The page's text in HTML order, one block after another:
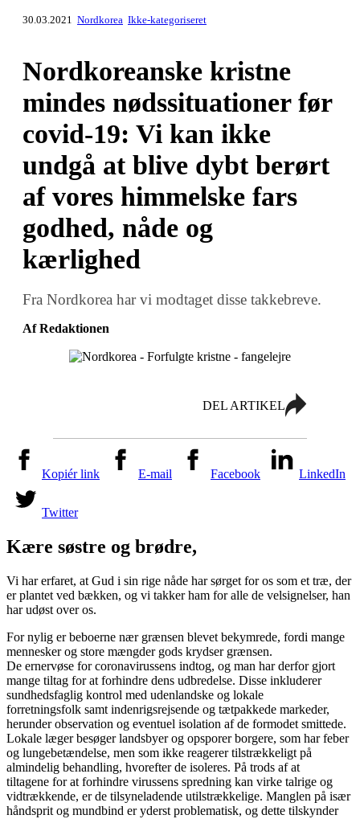
30.03.2021 Nordkorea Ikke-kategoriseret
Nordkoreanske kristne
mindes nødssituationer før
covid-19: Vi kan ikke
undgå at blive dybt berørt
af vores himmelske fars
godhed, nåde og
kærlighed
Fra Nordkorea har vi modtaget disse takkebreve.
Af Redaktionen
DEL ARTIKEL
Kopiér link E-mail Facebook LinkedIn
Twitter
Kære søstre og brødre,
Vi har erfaret, at Gud i sin rige nåde har sørget for os som et træ, der
er plantet ved bækken, og vi takker ham for alle de velsignelser, han
har udøst over os.
For nylig er beboerne nær grænsen blevet bekymrede, fordi mange
mennesker og store mængder gods krydser grænsen.
De ernervøse forcoronavirussens indtog, og man har derfor gjort
mange tiltag for at forhindre dens udbredelse. Disse inkluderer
sundhedsfaglig kontrol med udenlandske og lokale
forretningsfolk samt indenrigsrejsende og tætpakkede markeder,
herunder observation og eventuel isolation afde formodet smittede.
Lokale læger besøger landsbyer og opsporer borgere, som har feber
og lungebetændelse, men som ikke reagerer tilstrækkeligt på
almindelig behandling, hvorefterde isoleres. På trods af at
tiltagene for at forhindre virussens spredning kan virke talrige og
vidtrækkende, er de tilsyneladende utilstrækkelige. Manglen på især
håndsprit og mundbind er yderst problematisk, og dette tilskynder